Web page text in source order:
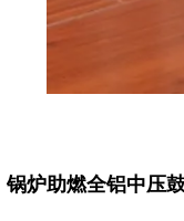
锅炉助燃全铝中压